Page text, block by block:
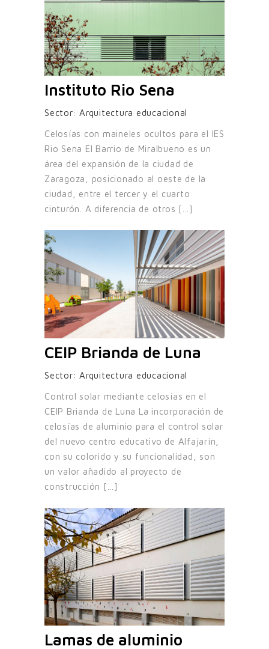
Instituto Rio Sena
Sector: Arquitectura educacional
Celosías con maineles ocultos para el IES
Rio Sena El Barrio de Miralbueno es un
área del expansión de la ciudad de
Zaragoza, posicionado al oeste de la
ciudad, entre el tercer y el cuarto
cinturón. A diferencia de otros [...]
CEIP Brianda de Luna
Sector: Arquitectura educacional
Control solar mediante celosías en el
CEIP Brianda de Luna La incorporación de
celosías de aluminio para el control solar
del nuevo centro educativo de Alfajarín,
con su colorido y su funcionalidad, son
un valor añadido al proyecto de
construcción [...]
Lamas de aluminio